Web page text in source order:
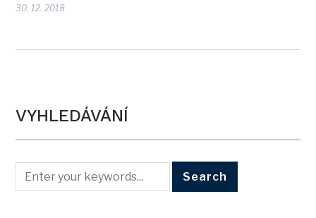
30. 12. 2018
VYHLEDÁVÁNÍ